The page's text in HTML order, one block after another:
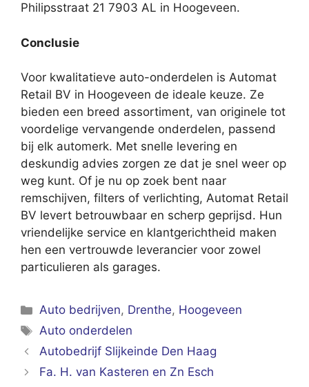
Philipsstraat 21 7903 AL in Hoogeveen.
Conclusie
Voor kwalitatieve auto-onderdelen is Automat
Retail BV in Hoogeveen de ideale keuze. Ze
bieden een breed assortiment, van originele tot
voordelige vervangende onderdelen, passend
bij elk automerk. Met snelle levering en
deskundig advies zorgen ze dat je snel weer op
weg kunt. Of je nu op zoek bent naar
remschijven, filters of verlichting, Automat Retail
BV levert betrouwbaar en scherp geprijsd. Hun
vriendelijke service en klantgerichtheid maken
hen een vertrouwde leverancier voor zowel
particulieren als garages.
Categorieën
Auto bedrijven, Drenthe, Hoogeveen
Tags
Auto onderdelen
Autobedrijf Slijkeinde Den Haag
Fa. H. van Kasteren en Zn Esch